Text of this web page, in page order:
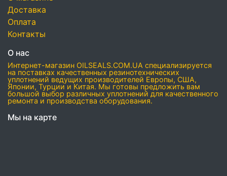
Доставка
Оплата
Контакты
О нас
Интернет-магазин OILSEALS.COM.UA специализируется
на поставках качественных резинотехнических
уплотнений ведущих производителей Европы, США,
Японии, Турции и Китая. Мы готовы предложить вам
большой выбор различных уплотнений для качественного
ремонта и производства оборудования.
Мы на карте